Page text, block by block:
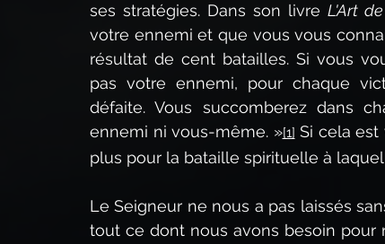
ses stratégies. Dans son livre L'Art
votre ennemi et que vous vous
résultat de cent batailles. Si vous
pas votre ennemi, pour chaque
défaite. Vous succomberez dans
ennemi ni vous-même. »[1] Si cela est
plus pour la bataille spirituelle à
Le Seigneur ne nous a pas laissés
tout ce dont nous avons besoin